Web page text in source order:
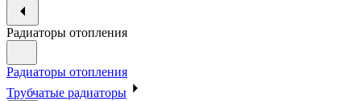
Радиаторы отопления
Радиаторы отопления
Трубчатые радиаторы